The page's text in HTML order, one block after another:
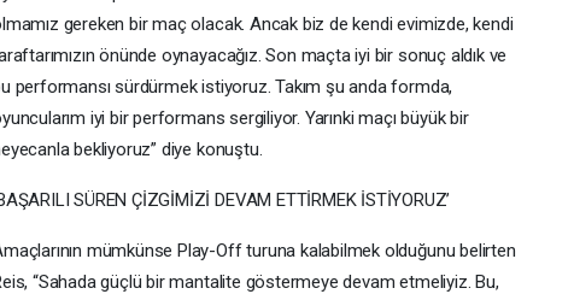
gereken bir maç olacak. Ancak biz de kendi evimizde, kendi
önünde oynayacağız. Son maçta iyi bir sonuç aldık ve
performansı sürdürmek istiyoruz. Takım şu anda formda,
iyi bir performans sergiliyor. Yarınki maçı büyük bir
bekliyoruz” diye konuştu.
SÜREN ÇİZGİMİZİ DEVAM ETTİRMEK İSTİYORUZ’
mümkünse Play-Off turuna kalabilmek olduğunu belirten
“Sahada güçlü bir mantalite göstermeye devam etmeliyiz. Bu,